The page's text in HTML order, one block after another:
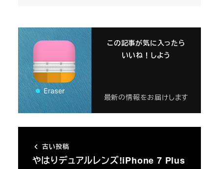
この記事が気に入ったら
いいね！しよう
最新の情報をお届けします
古い投稿
やはりデュアルレンズ!iPhone 7 Plus